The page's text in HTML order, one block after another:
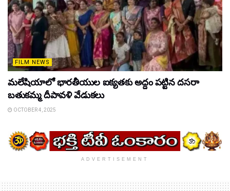
FILM NEWS
మలేషియాలో భారతీయుల ఐక్యతకు అద్దం పట్టిన దసరా
బతుకమ్మ దీపావళి వేడుకలు
OCTOBER 4, 2025
ADVERTISEMENT